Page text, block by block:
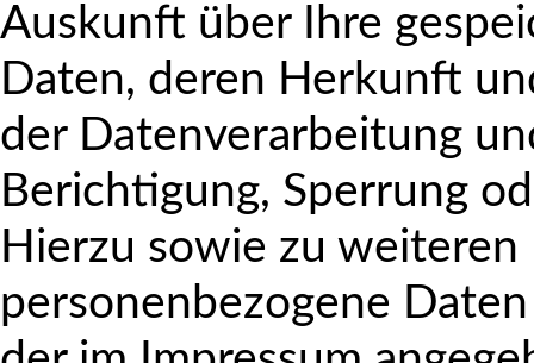
Auskunft über Ihre
Daten, deren Herkunft
der Datenverarbeitung
Berichtigung, Sperrung
Hierzu sowie zu weiteren
personenbezogene